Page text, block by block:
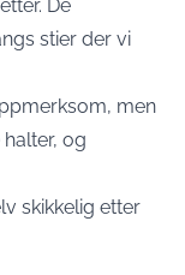
De
stier der vi
men
og
skikkelig etter